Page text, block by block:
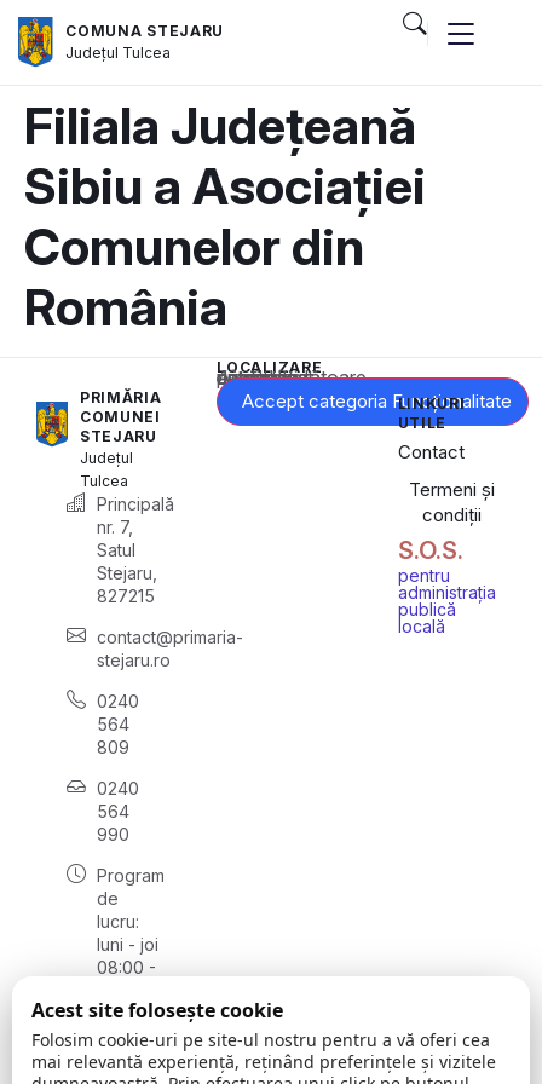
COMUNA STEJARU
Județul Tulcea
Filiala Județeană
Sibiu a Asociației
Comunelor din
România
PRIMĂRIA
COMUNEI
STEJARU
Județul
Tulcea
Principală
nr. 7,
Satul
Stejaru,
827215
contact@primaria-
stejaru.ro
0240
564
809
0240
564
990
Program
de
lucru:
luni - joi
08:00 -
vineri
08:00 -
14:00
LOCALIZARE
Acest conținut este blocat până când acceptați categoria corespunzătoare de cookie-uri.
Accept categoria Funcționalitate
LINKURI
UTILE
Contact
Termeni și
condiții
S.O.S.
pentru
administrația
publică
locală
Acest site folosește cookie
Folosim cookie-uri pe site-ul nostru pentru a vă oferi cea
mai relevantă experiență, reținând preferințele și vizitele